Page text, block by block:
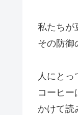
私たちが
その防御
人にとっ
コーヒー
かけて読